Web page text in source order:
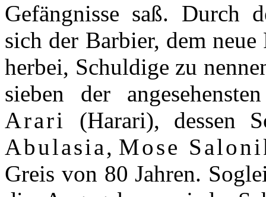
Gefängnisse saß. Durch
sich der Barbier, dem
herbei, Schuldige zu
sieben der
Arari
(Harari), dessen
Abulasia, Mose
Greis von 80 Jahren.